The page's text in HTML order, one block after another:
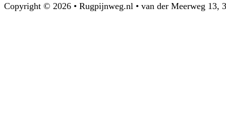
Copyright © 2026 • Rugpijnweg.nl • van der Meerweg